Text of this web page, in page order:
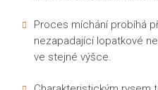
Proces míchání probíhá
nezapadající lopatkové
ve stejné výšce.